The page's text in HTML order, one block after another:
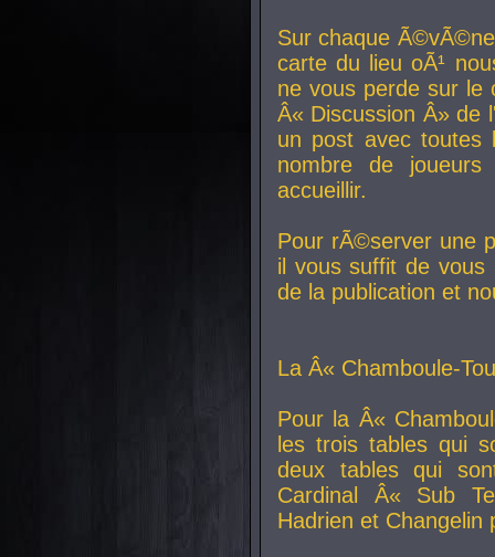
Sur chaque
carte du lieu oÃ¹
ne vous perde sur le
Â« Discussion Â» de
un post avec toutes
nombre de
accueillir.
Pour rÃ©server une
il vous suffit de vous
de la publication et
La Â« Chamboule-
Pour la Â«
les trois tables qui
deux tables qui
Cardinal
Â« Sub
Hadrien et Changelin